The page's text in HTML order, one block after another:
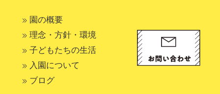
園の概要
理念・方針・環境
子どもたちの生活
入園について
ブログ